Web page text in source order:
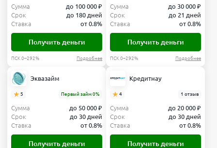
Сумма
до 100 000 ₽
Срок
до 180 дней
Ставка
от 0.8%
Получить деньги
ПСК 0–292% Подробнее
Сумма
до 30 000 ₽
Срок
до 21 дней
Ставка
от 0.8%
Получить деньги
ПСК 0–292% Подробнее
Эквазайм
5 Первый займ 0%
Сумма
до 50 000 ₽
Срок
до 30 дней
Ставка
от 0.8%
Получить деньги
Кредитнау
4 1 отзыв
Сумма
до 20 000 ₽
Срок
до 30 дней
Ставка
от 0.8%
Получить деньги